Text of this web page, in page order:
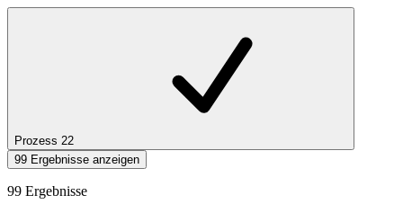
Prozess 22
99 Ergebnisse anzeigen
99 Ergebnisse